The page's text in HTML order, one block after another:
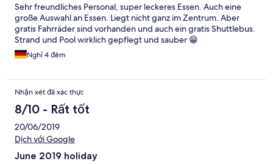
Sehr freundliches Personal, super leckeres Essen. Auch eine
große Auswahl an Essen. Liegt nicht ganz im Zentrum. Aber
gratis Fahrräder sind vorhanden und auch ein gratis Shuttlebus.
Strand und Pool wirklich gepflegt und sauber 😁
Nghỉ 4 đêm
Nhận xét đã xác thực
8/10 - Rất tốt
20/06/2019
Dịch với Google
June 2019 holiday